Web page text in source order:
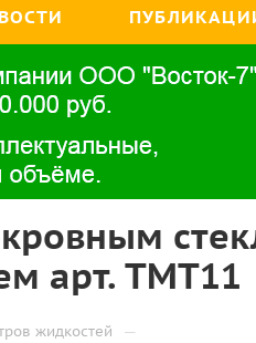
арт. ТМТ11
жидкостей —